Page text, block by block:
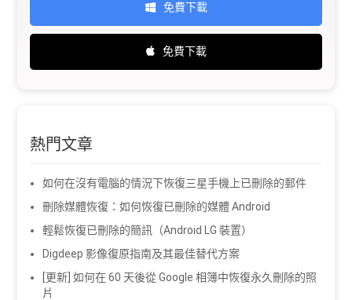
免費下載
免費下載
熱門文章
如何在沒有電腦的情況下恢復三星手機上已刪除的郵件
刪除媒體恢復：如何恢復已刪除的媒體 Android
輕鬆恢復已刪除的簡訊（Android LG 裝置）
Digdeep 影像復原指南及其最佳替代方案
[更新] 如何在 60 天後從 Google 相簿中恢復永久刪除的照
片